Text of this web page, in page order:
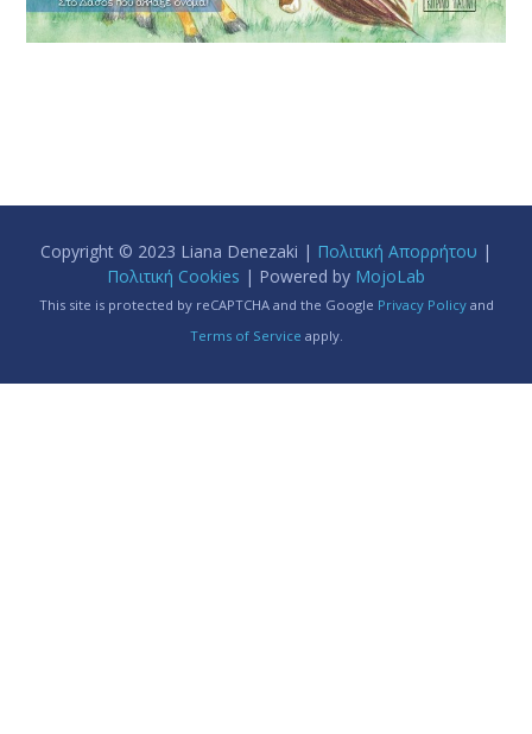
Copyright © 2023 Liana Denezaki | Πολιτική Απορρήτου |
Πολιτική Cookies | Powered by MojoLab
This site is protected by reCAPTCHA and the Google Privacy Policyand
Terms of Service apply.